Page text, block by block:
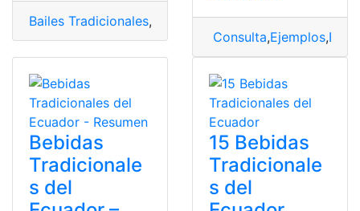
Bailes Tradicionales, Ecuador,tradicionales
Consulta,Ejemplos,
Bebidas
Tradicionale
s del
15 Bebidas
Tradicionale
s del